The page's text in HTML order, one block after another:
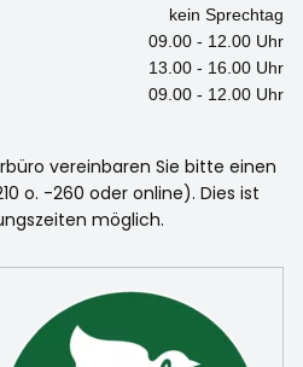
kein Sprechtag
09.00 - 12.00 Uhr
13.00 - 16.00 Uhr
09.00 - 12.00 Uhr
vereinbaren Sie bitte einen
o. -260 oder online). Dies ist
möglich.